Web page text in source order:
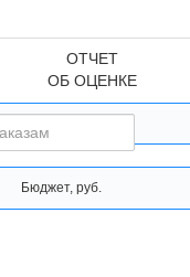
ОТЧЕТ
ОБ ОЦЕНКЕ
Бюджет, руб.